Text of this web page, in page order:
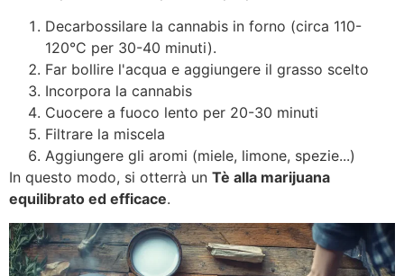
Decarbossilare la cannabis in forno (circa 110-
120°C per 30-40 minuti).
Far bollire l'acqua e aggiungere il grasso scelto
Incorpora la cannabis
Cuocere a fuoco lento per 20-30 minuti
Filtrare la miscela
Aggiungere gli aromi (miele, limone, spezie...)
In questo modo, si otterrà un Tè alla marijuana
equilibrato ed efficace.